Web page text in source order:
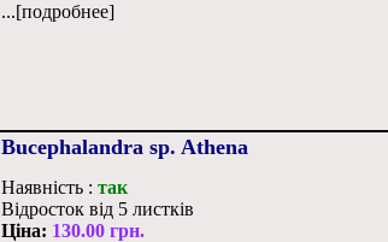
...[подробнее]
Bucephalandra sp. Athena
Наявність :так
Відросток від 5 листків
Ціна: 130.00 грн.